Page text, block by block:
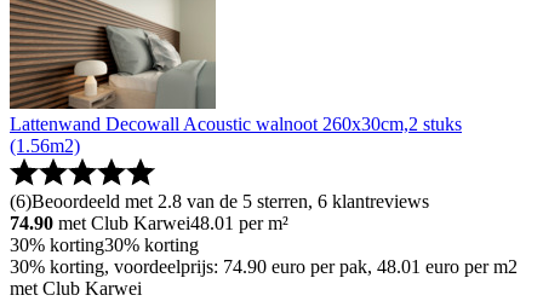
Lattenwand Decowall Acoustic walnoot 260x30cm,2 stuks
(1.56m2)
(6)Beoordeeld met 2.8 van de 5 sterren, 6 klantreviews
74.90 met Club Karwei48.01 per m²
30% korting30% korting
30% korting, voordeelprijs: 74.90 euro per pak, 48.01 euro per m2
met Club Karwei